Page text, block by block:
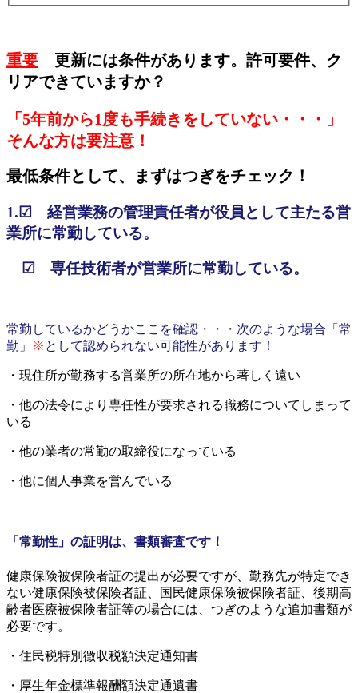
重要 更新には条件があります。許可要件、ク
リアできていますか？
「5年前から1度も手続きをしていない・・・」
そんな方は要注意！
最低条件として、まずはつぎをチェック！
1.☑ 経営業務の管理責任者が役員として主たる営
業所に常勤している。
☑ 専任技術者が営業所に常勤している。
常勤しているかどうかここを確認・・・次のような場合「常
勤」
※ として認められない可能性があります！
・現住所が勤務する営業所の所在地から著しく遠い
・他の法令により専任性が要求される職務についてしまって
いる
・他の業者の常勤の取締役になっている
・他に個人事業を営んでいる
「常勤性」の証明は、書類審査です！
健康保険被保険者証の提出が必要ですが、勤務先が特定でき
ない健康保険被保険者証、国民健康保険被保険者証、後期高
齢者医療被保険者証等の場合には、つぎのような追加書類が
必要です。
・住民税特別徴収税額決定通知書
・厚生年金標準報酬額決定通遺書